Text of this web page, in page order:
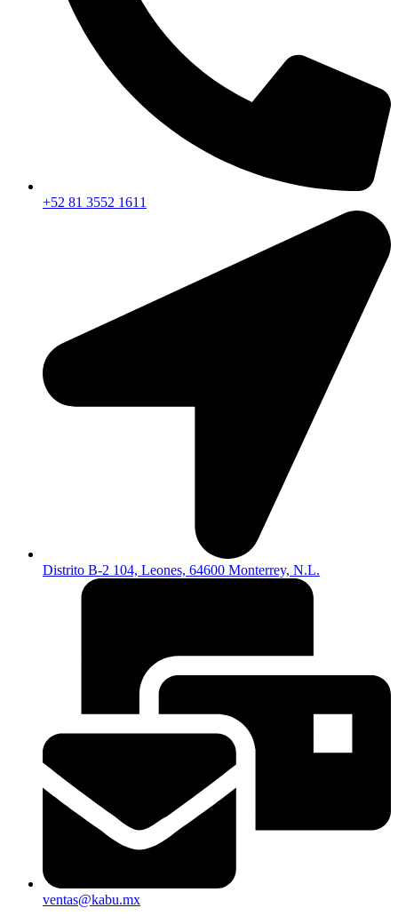
+52 81 3552 1611
Distrito B-2 104, Leones, 64600 Monterrey, N.L.
ventas@kabu.mx